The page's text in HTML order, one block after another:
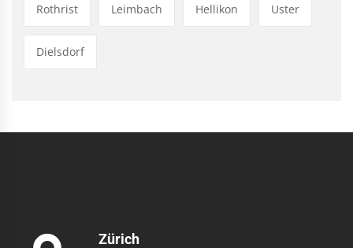
Rothrist Leimbach Hellikon Uster
Dielsdorf
Zürich